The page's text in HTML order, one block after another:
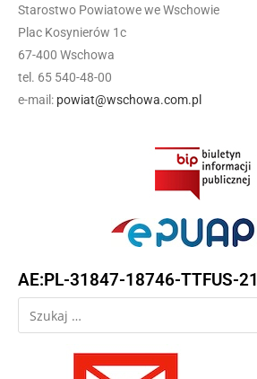
Starostwo Powiatowe we Wschowie
Plac Kosynierów 1c
67-400 Wschowa
tel. 65 540-48-00
e-mail: powiat@wschowa.com.pl
AE:PL-31847-18746-TTFUS-21